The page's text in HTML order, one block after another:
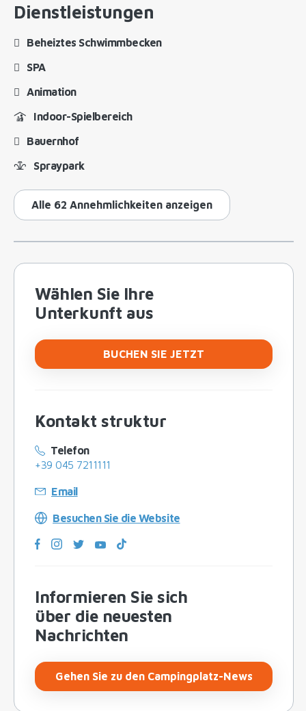
Dienstleistungen
Beheiztes Schwimmbecken
SPA
Animation
Indoor-Spielbereich
Bauernhof
Spraypark
Alle 62 Annehmlichkeiten anzeigen
Wählen Sie Ihre
Unterkunft aus
BUCHEN SIE JETZT
Kontakt struktur
Telefon
+39 045 7211111
Email
Besuchen Sie die Website
Informieren Sie sich
über die neuesten
Nachrichten
Gehen Sie zu den Campingplatz-News